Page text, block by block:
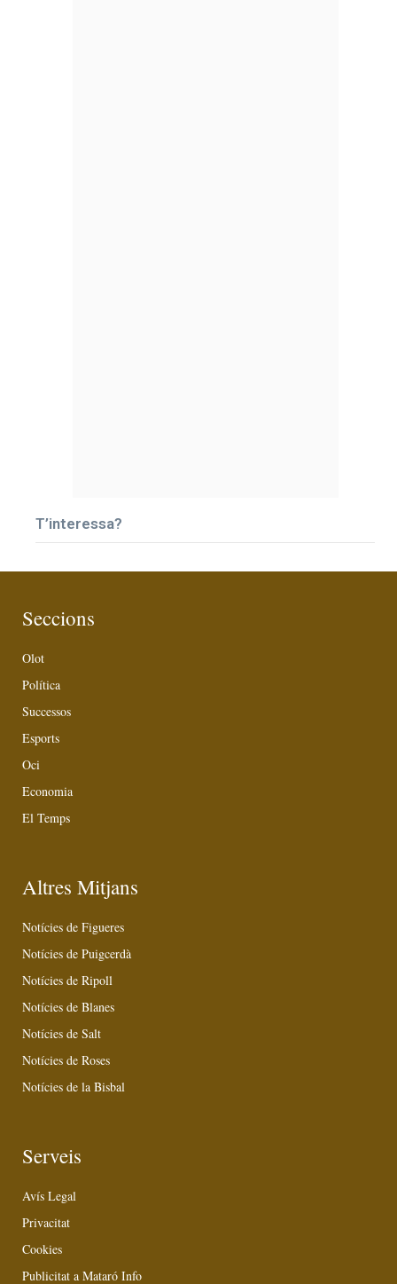
T’interessa?
Seccions
Olot
Política
Successos
Esports
Oci
Economia
El Temps
Altres Mitjans
Notícies de Figueres
Notícies de Puigcerdà
Notícies de Ripoll
Notícies de Blanes
Notícies de Salt
Notícies de Roses
Notícies de la Bisbal
Serveis
Avís Legal
Privacitat
Cookies
Publicitat a Mataró Info